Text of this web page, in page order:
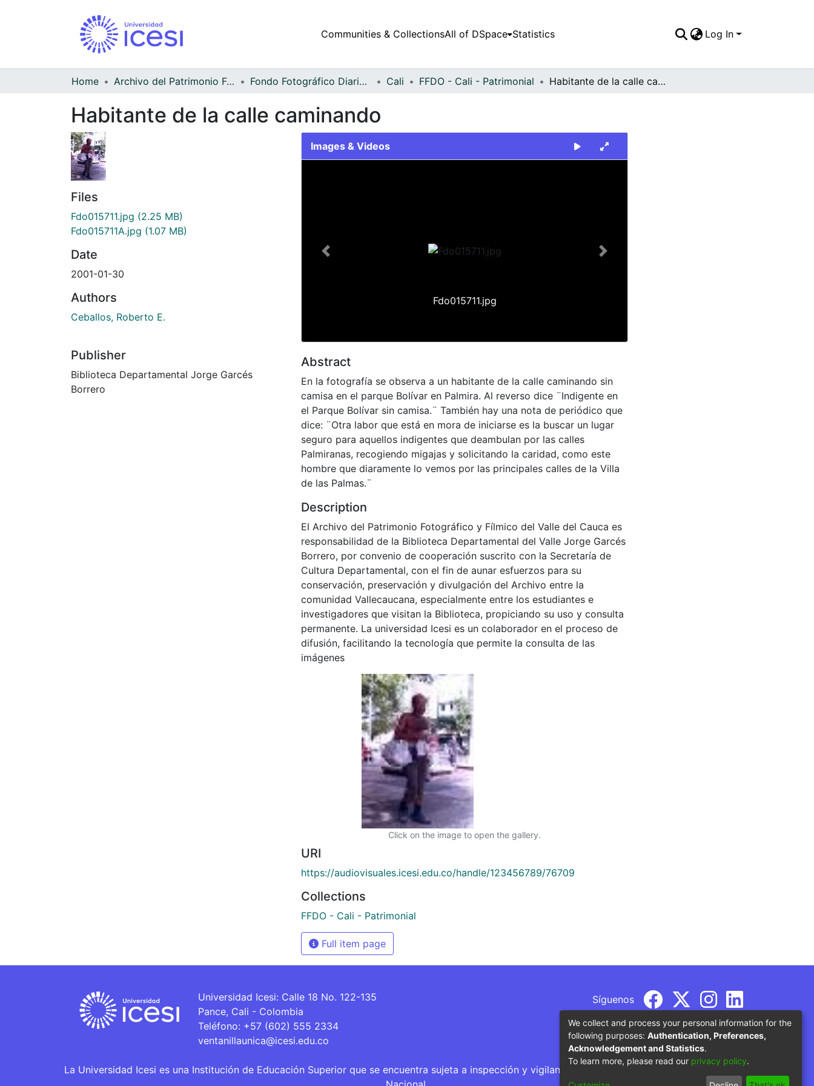
Communities & CollectionsAll of DSpace Statistics Log In
Home Archivo del Patrimonio Fotográfico y Fílmico del Valle del Cauca Fondo Fotográfico Diario Occidente Cali FFDO - Cali - Patrimonial Habitante de la calle caminando
Habitante de la calle caminando
Files
Fdo015711.jpg (2.25 MB)
Fdo015711A.jpg (1.07 MB)
Date
2001-01-30
Authors
Ceballos, Roberto E.
Publisher
Biblioteca Departamental Jorge Garcés
Borrero
Images & Videos
Fdo015711.jpg
Previous Next
Abstract
En la fotografía se observa a un habitante de la calle caminando sin
camisa en el parque Bolívar en Palmira. Al reverso dice ¨Indigente en
el Parque Bolívar sin camisa.¨ También hay una nota de periódico que
dice: ¨Otra labor que está en mora de iniciarse es la buscar un lugar
seguro para aquellos indigentes que deambulan por las calles
Palmiranas, recogiendo migajas y solicitando la caridad, como este
hombre que diaramente lo vemos por las principales calles de la Villa
de las Palmas.¨
Description
El Archivo del Patrimonio Fotográfico y Fílmico del Valle del Cauca es
responsabilidad de la Biblioteca Departamental del Valle Jorge Garcés
Borrero, por convenio de cooperación suscrito con la Secretaría de
Cultura Departamental, con el fin de aunar esfuerzos para su
conservación, preservación y divulgación del Archivo entre la
comunidad Vallecaucana, especialmente entre los estudiantes e
investigadores que visitan la Biblioteca, propiciando su uso y consulta
permanente. La universidad Icesi es un colaborador en el proceso de
difusión, facilitando la tecnología que permite la consulta de las
imágenes
Click on the image to open the gallery.
URI
https://audiovisuales.icesi.edu.co/handle/123456789/76709
Collections
FFDO - Cali - Patrimonial
Full item page
Universidad Icesi: Calle 18 No. 122-135
Pance, Cali - Colombia
Teléfono: +57 (602) 555 2334
ventanillaunica@icesi.edu.co
Síguenos
La Universidad Icesi es una Institución de Educación Superior que se encuentra sujeta a inspección y vigilancia por parte del Ministerio de Educación
We collect and process your personal information for the
following purposes: Authentication, Preferences,
Acknowledgement and Statistics.
To learn more, please read our privacy policy.